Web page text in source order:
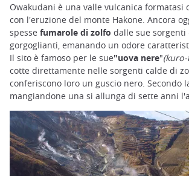
Owakudani è una valle vulcanica formatasi
con l'eruzione del monte Hakone. Ancora
spesse fumarole di zolfo dalle sue sorgenti
gorgoglianti, emanando un odore
Il sito è famoso per le sue"uova nere"
cotte direttamente nelle sorgenti calde di
conferiscono loro un guscio nero. Secondo
mangiandone una si allunga di sette anni